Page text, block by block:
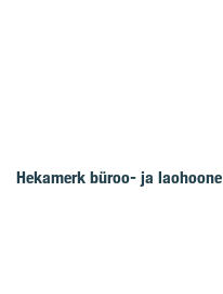
Hekamerk büroo- ja laohoone